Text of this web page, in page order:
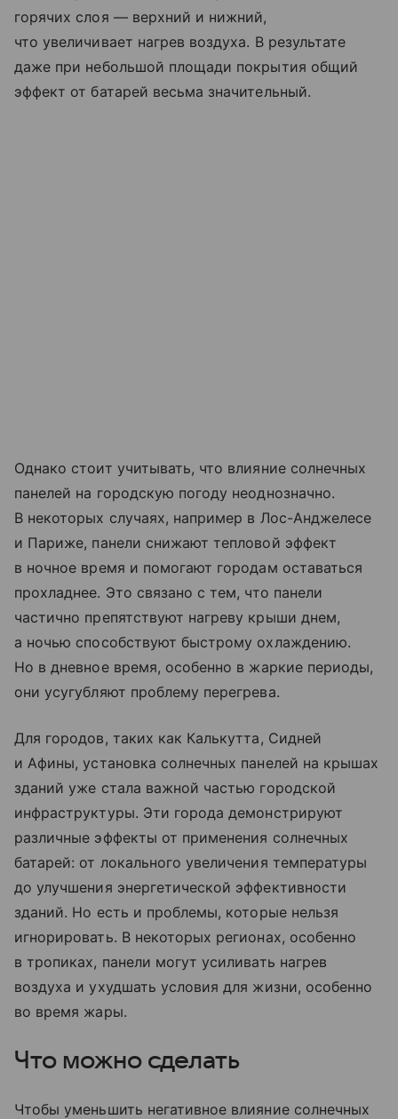
горячих слоя — верхний и нижний,
что увеличивает нагрев воздуха. В результате
даже при небольшой площади покрытия общий
эффект от батарей весьма значительный.
Однако стоит учитывать, что влияние солнечных
панелей на городскую погоду неоднозначно.
В некоторых случаях, например в Лос-Анджелесе
и Париже, панели снижают тепловой эффект
в ночное время и помогают городам оставаться
прохладнее. Это связано с тем, что панели
частично препятствуют нагреву крыши днем,
а ночью способствуют быстрому охлаждению.
Но в дневное время, особенно в жаркие периоды,
они усугубляют проблему перегрева.
Для городов, таких как Калькутта, Сидней
и Афины, установка солнечных панелей на крышах
зданий уже стала важной частью городской
инфраструктуры. Эти города демонстрируют
различные эффекты от применения солнечных
батарей: от локального увеличения температуры
до улучшения энергетической эффективности
зданий. Но есть и проблемы, которые нельзя
игнорировать. В некоторых регионах, особенно
в тропиках, панели могут усиливать нагрев
воздуха и ухудшать условия для жизни, особенно
во время жары.
Что можно сделать
Чтобы уменьшить негативное влияние солнечных